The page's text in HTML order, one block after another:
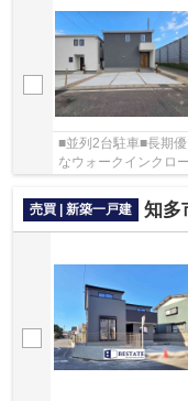
■並列2台駐車■長期
なウォークインクロ
売買 | 新築一戸建 知多